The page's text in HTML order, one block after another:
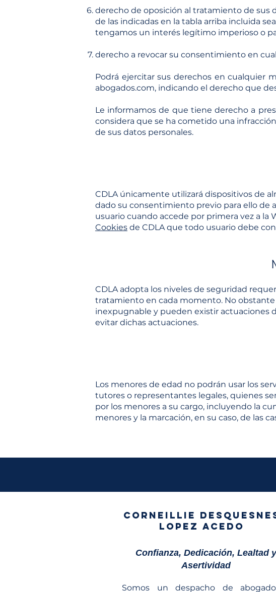
derecho de oposición al tratamiento de sus
de las indicadas en la tabla arriba incluida
tengamos un interés legítimo imperioso o
derecho a revocar su consentimiento en
Podrá ejercitar sus derechos en cualquier
abogados.com, indicando el derecho que
Le informamos de que tiene derecho a
considera que se ha cometido una
de sus datos personales.
CDLA únicamente utilizará dispositivos de
dado su consentimiento previo para ello de
usuario cuando accede por primera vez a la
Cookies de CDLA que todo usuario debe
CDLA adopta los niveles de seguridad
tratamiento en cada momento. No
inexpugnable y pueden existir actuaciones
evitar dichas actuaciones.
Los menores de edad no podrán usar los
tutores o representantes legales, quienes
por los menores a su cargo, incluyendo la
menores y la marcación, en su caso, de las
CORNEILLIE
LOPEZ ACEDO
Confianza, Dedicación, Lealtad y
Asertividad
Somos un despacho de